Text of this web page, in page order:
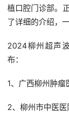
植口腔门诊部。
了详细的介绍，
2024柳州超声
布：
1、广西柳州肿瘤
2、柳州市中医